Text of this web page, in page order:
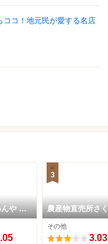
コ！地元民が愛する名店
や 東
3
農産物直売所さ
場
その他
3.03